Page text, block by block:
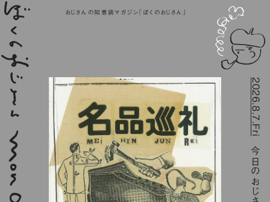
おじさんの知恵袋マガジン『ぼくのおじさん』
2026.8.7.Fri